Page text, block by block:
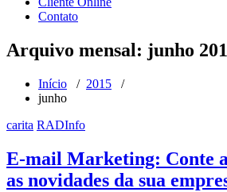
Contato
Arquivo mensal: junho
Início / 2015 /
junho
carita RADInfo
E-mail Marketing: Conte a
as novidades da sua